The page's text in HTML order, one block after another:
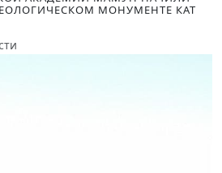
МОНУМЕНТЕ КАТ